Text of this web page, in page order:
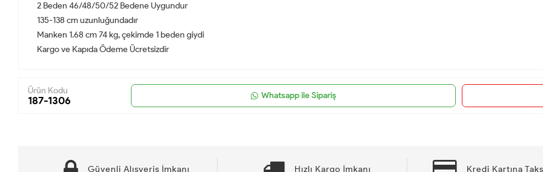
2 Beden 46/48/50/52 Bedene Uygundur
135-138 cm uzunluğundadır
Manken 1.68 cm 74 kg, çekimde 1 beden giydi
Kargo ve Kapıda Ödeme Ücretsizdir
Ürün Kodu
187-1306 Whatsapp ile Sipariş
Güvenli Alışveriş İmkanı Hızlı Kargo İmkanı Kredi Kartına